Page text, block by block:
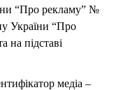
“Про рекламу” №
України “Про
на підставі
медіа –